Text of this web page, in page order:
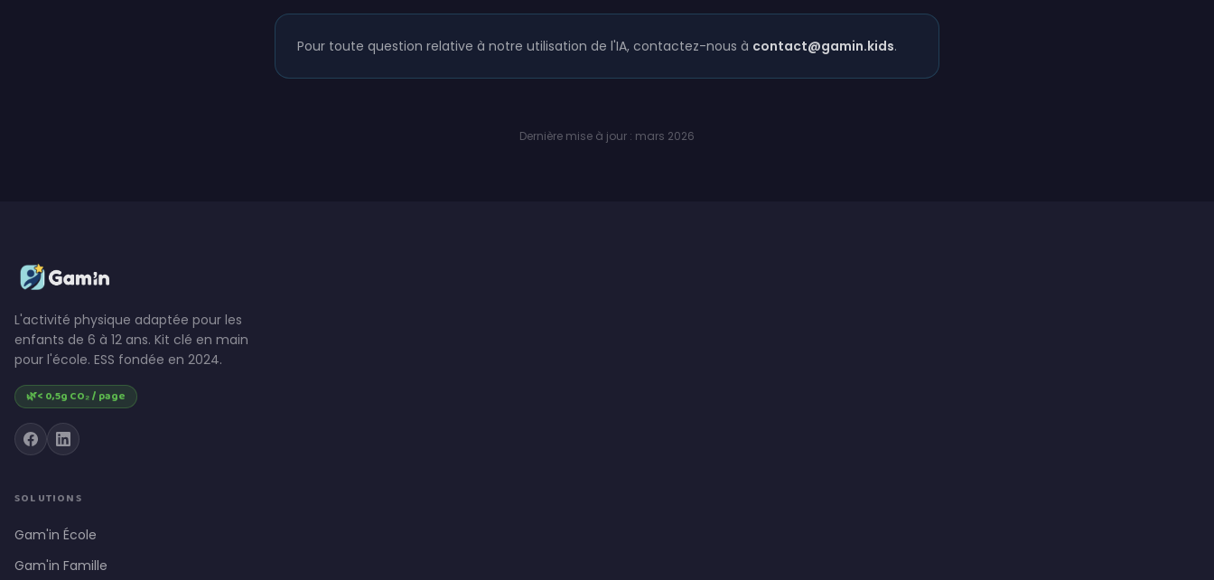
Pour toute question relative à notre utilisation de l'IA, contactez-nous à contact@gamin.kids.
Dernière mise à jour : mars 2026
L'activité physique adaptée pour les
enfants de 6 à 12 ans. Kit clé en main
pour l'école. ESS fondée en 2024.
🌿< 0,5g CO₂ / page
SOLUTIONS
Gam'in École
Gam'in Famille